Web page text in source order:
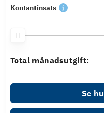
Kontantinsats
Total månadsutgift:
Se